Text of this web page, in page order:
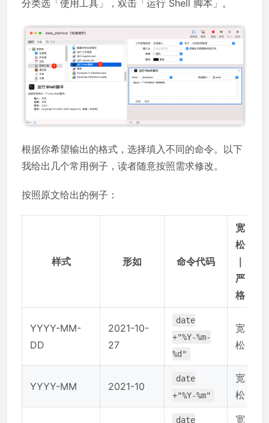
分类选「使用工具」，双击「运行 Shell 脚本」。
根据你希望输出的格式，选择填入不同的命令。以下
我给出几个常用例子，读者随意按照需求修改。
按照原文给出的例子：
样式 形如 命令代码
宽
松
｜
严
格
YYYY-MM-
DD
2021-10-
27
date
+"%Y-%m-
%d"
宽
松
YYYY-MM 2021-10
date
+"%Y-%m"
宽
松
date 宽